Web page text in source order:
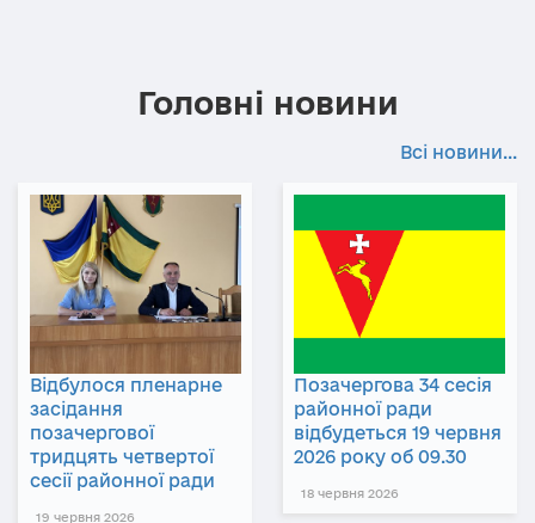
Головні новини
Всі новини...
Відбулося пленарне
засідання
позачергової
тридцять четвертої
сесії районної ради
19 червня 2026
Позачергова 34 сесія
районної ради
відбудеться 19 червня
2026 року об 09.30
18 червня 2026